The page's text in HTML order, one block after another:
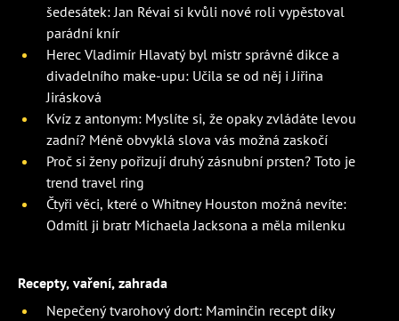
šedesátek: Jan Révai si kvůli nové roli vypěstoval
parádní knír
Herec Vladimír Hlavatý byl mistr správné dikce a
divadelního make-upu: Učila se od něj i Jiřina
Jirásková
Kvíz z antonym: Myslíte si, že opaky zvládáte levou
zadní? Méně obvyklá slova vás možná zaskočí
Proč si ženy pořizují druhý zásnubní prsten? Toto je
trend travel ring
Čtyři věci, které o Whitney Houston možná nevíte:
Odmítl ji bratr Michaela Jacksona a měla milenku
Recepty, vaření, zahrada
Nepečený tvarohový dort: Maminčin recept díky